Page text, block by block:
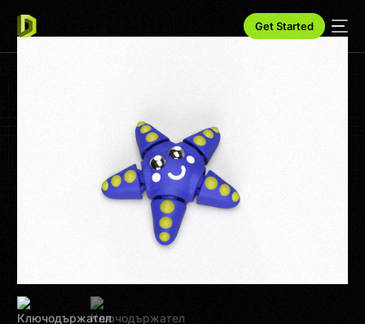
Get Started